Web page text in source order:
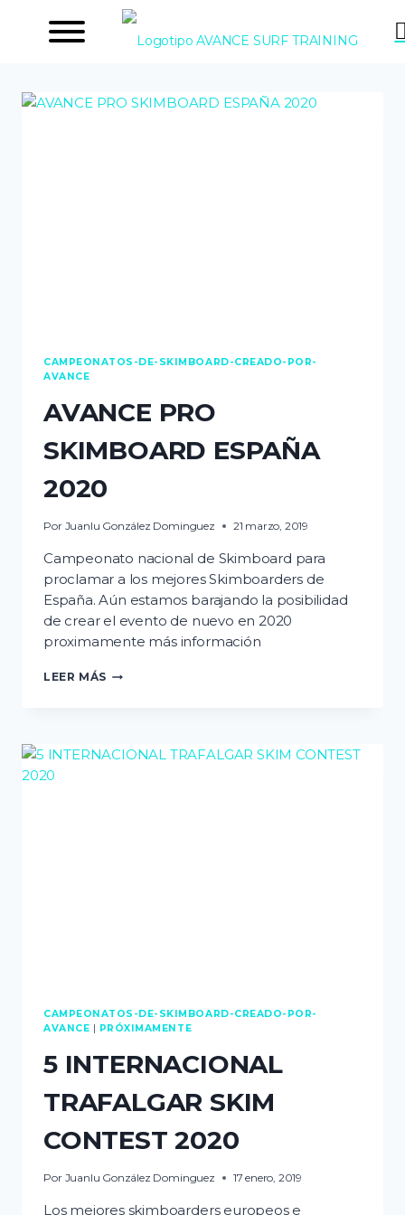
CAMPEONATOS-DE-SKIMBOARD-CREADO-POR-
AVANCE
AVANCE PRO
SKIMBOARD ESPAÑA
2020
Por Juanlu González Dominguez 21 marzo, 2019
Campeonato nacional de Skimboard para
proclamar a los mejores Skimboarders de
España. Aún estamos barajando la posibilidad
de crear el evento de nuevo en 2020
proximamente más información
LEER MÁSAVANCE
CAMPEONATOS-DE-SKIMBOARD-CREADO-POR-
AVANCE | PRÓXIMAMENTE
5 INTERNACIONAL
TRAFALGAR SKIM
CONTEST 2020
Por Juanlu González Dominguez 17 enero, 2019
Los mejores skimboarders europeos e